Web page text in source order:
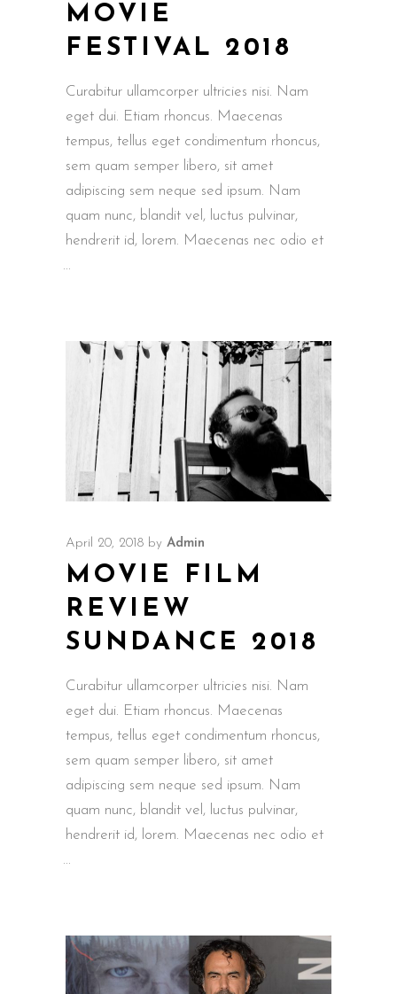
MOVIE
FESTIVAL 2018
Curabitur ullamcorper ultricies nisi. Nam
eget dui. Etiam rhoncus. Maecenas
tempus, tellus eget condimentum rhoncus,
sem quam semper libero, sit amet
adipiscing sem neque sed ipsum. Nam
quam nunc, blandit vel, luctus pulvinar,
hendrerit id, lorem. Maecenas nec odio et
April 20, 2018 by Admin
MOVIE FILM
REVIEW
SUNDANCE 2018
Curabitur ullamcorper ultricies nisi. Nam
eget dui. Etiam rhoncus. Maecenas
tempus, tellus eget condimentum rhoncus,
sem quam semper libero, sit amet
adipiscing sem neque sed ipsum. Nam
quam nunc, blandit vel, luctus pulvinar,
hendrerit id, lorem. Maecenas nec odio et